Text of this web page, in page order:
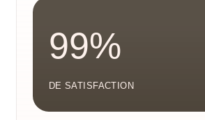
99%
DE SATISFACTION